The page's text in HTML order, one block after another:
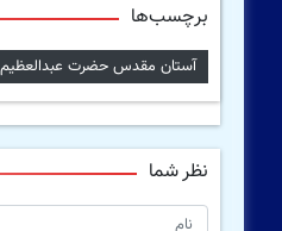
برچسب‌ها
آستان مقدس حضرت
نظر شما